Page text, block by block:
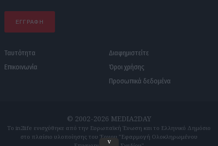
ΕΓΓΡΑΦΗ
Ταυτότητα
Επικοινωνία
Διαφημιστείτε
Όροι χρήσης
Προσωπικά δεδομένα
© 2002-2026 MEDIA2DAY
Το in2life ενισχύθηκε από την Ευρωπαϊκή Ένωση και το Ελληνικό Δημόσιο
στο πλαίσιο υλοποίησης του Έργου "Εφαρμογή Ολοκληρωμένου
v